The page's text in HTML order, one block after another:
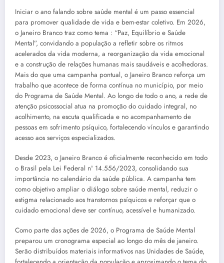
Iniciar o ano falando sobre saúde mental é um passo essencial
para promover qualidade de vida e bem-estar coletivo. Em 2026,
o Janeiro Branco traz como tema : “Paz, Equilíbrio e Saúde
Mental”, convidando a população a refletir sobre os ritmos
acelerados da vida moderna, a reorganização da vida emocional
e a construção de relações humanas mais saudáveis e acolhedoras.
Mais do que uma campanha pontual, o Janeiro Branco reforça um
trabalho que acontece de forma contínua no município, por meio
do Programa de Saúde Mental. Ao longo de todo o ano, a rede de
atenção psicossocial atua na promoção do cuidado integral, no
acolhimento, na escuta qualificada e no acompanhamento de
pessoas em sofrimento psíquico, fortalecendo vínculos e garantindo
acesso aos serviços especializados.
Desde 2023, o Janeiro Branco é oficialmente reconhecido em todo
o Brasil pela Lei Federal nº 14.556/2023, consolidando sua
importância no calendário da saúde pública. A campanha tem
como objetivo ampliar o diálogo sobre saúde mental, reduzir o
estigma relacionado aos transtornos psíquicos e reforçar que o
cuidado emocional deve ser contínuo, acessível e humanizado.
Como parte das ações de 2026, o Programa de Saúde Mental
preparou um cronograma especial ao longo do mês de janeiro.
Serão distribuídos materiais informativos nas Unidades de Saúde,